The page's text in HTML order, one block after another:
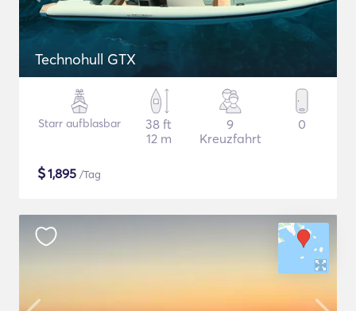
Technohull GTX
Starr aufblasbar
38 ft
12 m
9
Kreuzfahrt
0
$1,895 /Tag